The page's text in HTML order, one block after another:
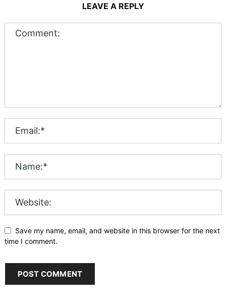
LEAVE A REPLY
Save my name, email, and website in this browser for the next
time I comment.